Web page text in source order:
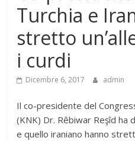
Turchia e
stretto
i curdi
Dicembre 6, 2017 admin
Il co-presidente del
(KNK) Dr. Rêbiwar Reşîd ha
e quello iraniano hanno